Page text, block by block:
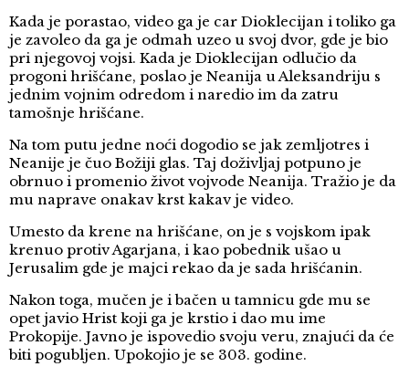
Kada je porastao, video ga je car Dioklecijan i toliko ga
je zavoleo da ga je odmah uzeo u svoj dvor, gde je bio
pri njegovoj vojsi. Kada je Dioklecijan odlučio da
progoni hrišćane, poslao je Neanija u Aleksandriju s
jednim vojnim odredom i naredio im da zatru
tamošnje hrišćane.
Na tom putu jedne noći dogodio se jak zemljotres i
Neanije je čuo Božiji glas. Taj doživljaj potpuno je
obrnuo i promenio život vojvode Neanija. Tražio je da
mu naprave onakav krst kakav je video.
Umesto da krene na hrišćane, on je s vojskom ipak
krenuo protiv Agarjana, i kao pobednik ušao u
Jerusalim gde je majci rekao da je sada hrišćanin.
Nakon toga, mučen je i bačen u tamnicu gde mu se
opet javio Hrist koji ga je krstio i dao mu ime
Prokopije. Javno je ispovedio svoju veru, znajući da će
biti pogubljen. Upokojio je se 303. godine.